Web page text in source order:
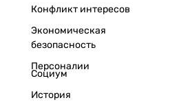
Конфликт интересов
Экономическая
безопасность
Персоналии
Социум
История